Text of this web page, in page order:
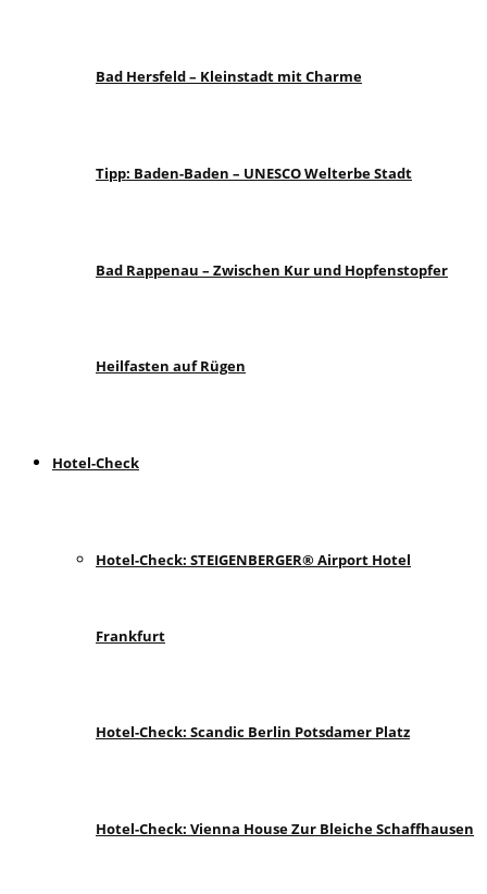
Bad Hersfeld – Kleinstadt mit Charme
Tipp: Baden-Baden – UNESCO Welterbe Stadt
Bad Rappenau – Zwischen Kur und Hopfenstopfer
Heilfasten auf Rügen
Hotel-Check
Hotel-Check: STEIGENBERGER® Airport Hotel
Frankfurt
Hotel-Check: Scandic Berlin Potsdamer Platz
Hotel-Check: Vienna House Zur Bleiche Schaffhausen